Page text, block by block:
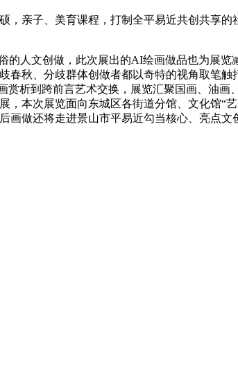
亲子、美育课程，打制全平易近共创共享的
文创做，此次展出的AI绘画做品也为展览
秋、分歧群体创做者都以奇特的视角取笔触
析到跨前言艺术交换，展览汇聚国画、油
本次展览面向东城区各街道分馆、文化馆“
做还将走进景山市平易近勾当核心、亮点文